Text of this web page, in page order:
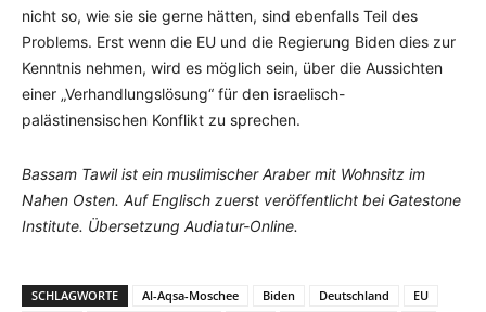
nicht so, wie sie sie gerne hätten, sind ebenfalls Teil des
Problems. Erst wenn die EU und die Regierung Biden dies zur
Kenntnis nehmen, wird es möglich sein, über die Aussichten
einer „Verhandlungslösung“ für den israelisch-
palästinensischen Konflikt zu sprechen.
Bassam Tawil ist ein muslimischer Araber mit Wohnsitz im
Nahen Osten. Auf Englisch zuerst veröffentlicht bei Gatestone
Institute. Übersetzung Audiatur-Online.
SCHLAGWORTE Al-Aqsa-Moschee Biden Deutschland
EU